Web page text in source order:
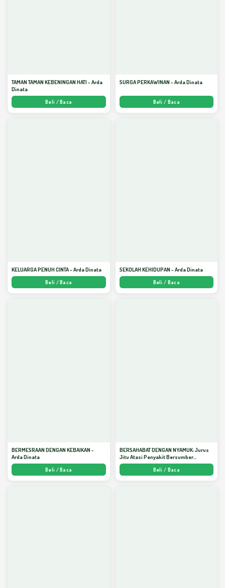
TAMAN TAMAN KEBENINGAN HATI - Arda
Dinata
Beli / Baca
SURGA PERKAWINAN - Arda Dinata
Beli / Baca
KELUARGA PENUH CINTA - Arda Dinata
Beli / Baca
SEKOLAH KEHIDUPAN - Arda Dinata
Beli / Baca
BERMESRAAN DENGAN KEBAIKAN -
Arda Dinata
Beli / Baca
BERSAHABAT DENGAN NYAMUK: Jurus
Jitu Atasi Penyakit Bersumber
Nyamuk - Arda Dinata
Beli / Baca